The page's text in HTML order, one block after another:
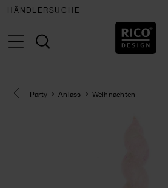
HÄNDLERSUCHE
Eine Kategorie zurück navigieren
Party Anlass Weihnachten